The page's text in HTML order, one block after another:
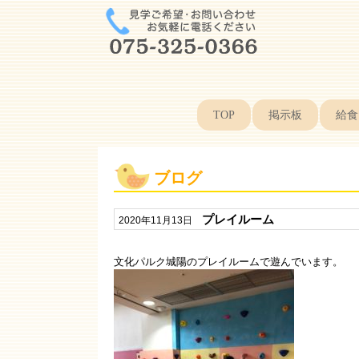
TOP 掲示板 給
ブログ
2020年11月13日 プレイルーム
文化パルク城陽のプレイルームで遊んでいます。